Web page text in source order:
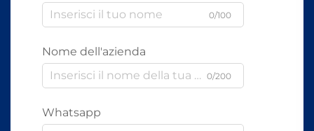
0/100
Nome dell'azienda
0/200
Whatsapp